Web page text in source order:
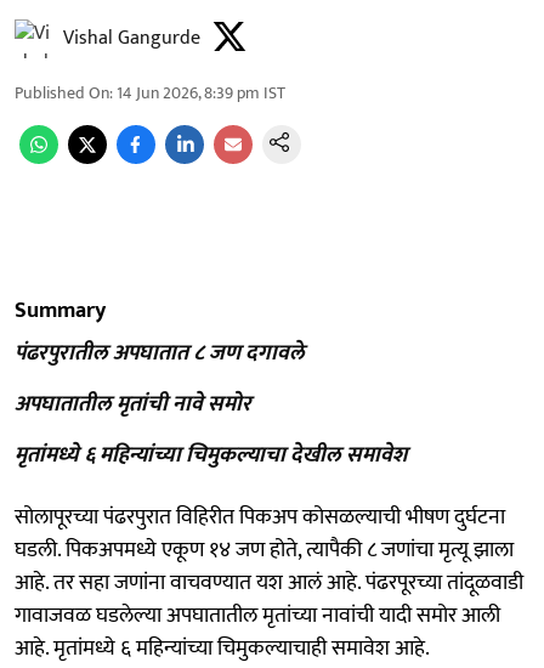
Vishal Gangurde
Published On:14 Jun 2026, 8:39 pm IST
Summary
पंढरपुरातील अपघातात ८ जण दगावले
अपघातातील मृतांची नावे समोर
मृतांमध्ये ६ महिन्यांच्या चिमुकल्याचा देखील समावेश
सोलापूरच्या पंढरपुरात विहिरीत पिकअप कोसळल्याची भीषण दुर्घटना
घडली. पिकअपमध्ये एकूण १४ जण होते, त्यापैकी ८ जणांचा मृत्यू झाला
आहे. तर सहा जणांना वाचवण्यात यश आलं आहे. पंढरपूरच्या तांदूळवाडी
गावाजवळ घडलेल्या अपघातातील मृतांच्या नावांची यादी समोर आली
आहे. मृतांमध्ये ६ महिन्यांच्या चिमुकल्याचाही समावेश आहे.